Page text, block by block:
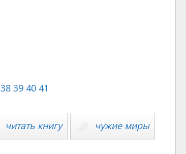
38 39 40 41
читать книгу чужие миры